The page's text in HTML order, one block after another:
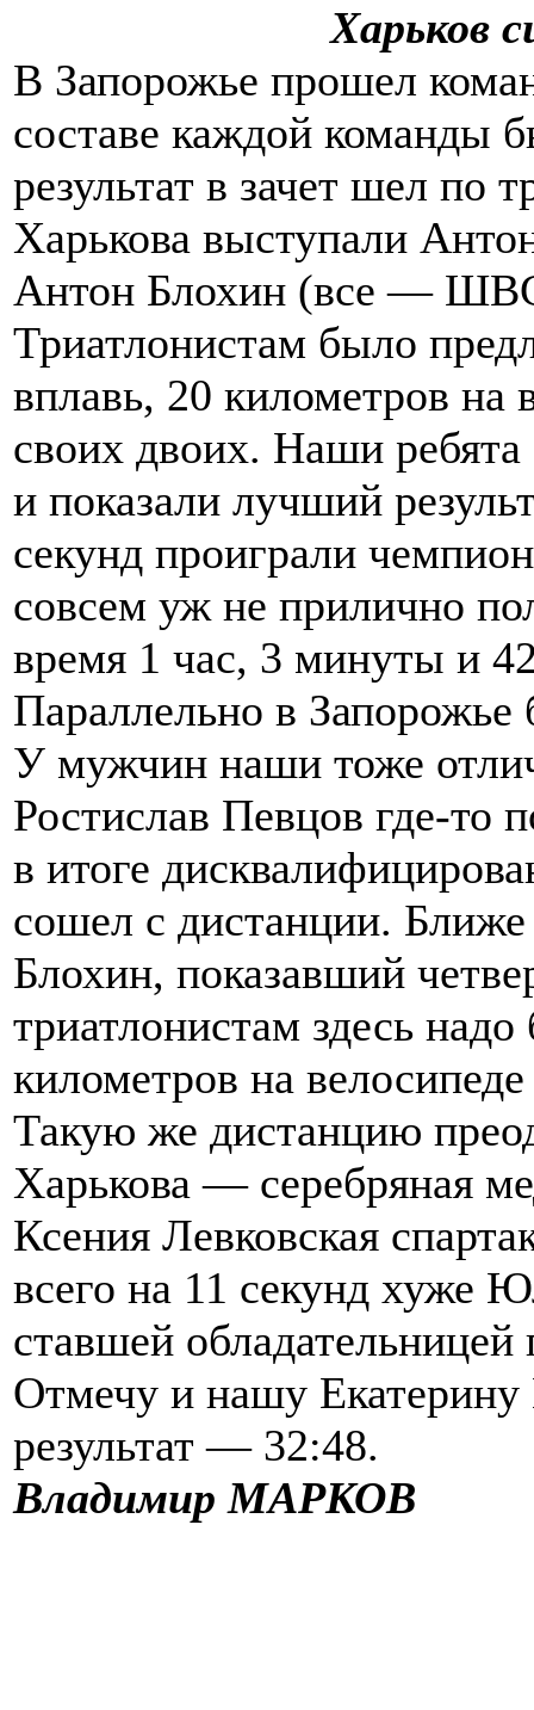
Харьков
В Запорожье прошел
составе каждой команды
результат в зачет шел по
Харькова выступали
Антон Блохин (все —
Триатлонистам было
вплавь, 20 километров на
своих двоих. Наши ребята
и показали лучший
секунд проиграли
совсем уж не прилично
время 1 час, 3 минуты и
Параллельно в
У мужчин наши тоже
Ростислав Певцов где-то
в итоге
сошел с дистанции.
Блохин, показавший
триатлонистам здесь
километров на
Такую же дистанцию
Харькова — серебряная
Ксения Левковская
всего на 11 секунд хуже
ставшей обладательницей
Отмечу и нашу
результат — 32:48.
Владимир МАРКОВ